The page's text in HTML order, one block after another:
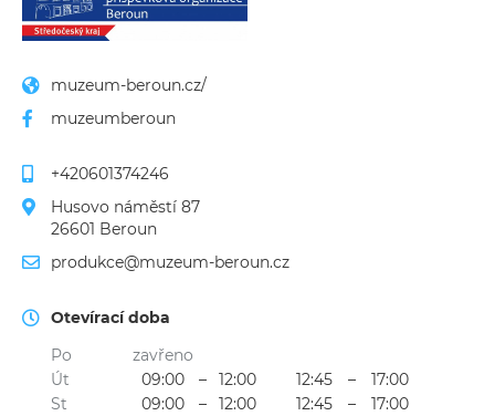
muzeum-beroun.cz/
muzeumberoun
+420601374246
Husovo náměstí 87
26601 Beroun
produkce@muzeum-beroun.cz
Otevírací doba
Po
zavřeno
Út
09:00 – 12:00 12:45 –
17:00
St
09:00 – 12:00 12:45 –
17:00